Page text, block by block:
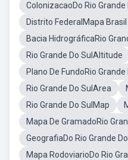
ColonizacaoDo Rio Grande
Distrito FederalMapa Brasil
Bacia HidrográficaRio
Rio Grande Do SulAltitude
Plano De FundoRio Grande
Rio Grande Do SulArea
Rio Grande Do SulMap
Mapa De GramadoRio
GeografiaDo Rio Grande Do
Mapa RodoviarioDo Rio